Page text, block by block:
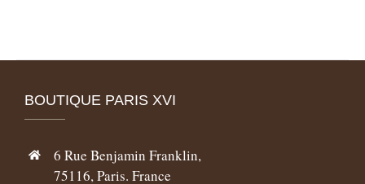
BOUTIQUE PARIS XVI
6 Rue Benjamin Franklin,
75116, Paris. France